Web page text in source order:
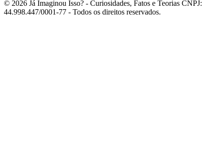
© 2026 Já Imaginou Isso? - Curiosidades, Fatos e Teorias CNPJ:
44.998.447/0001-77 - Todos os direitos reservados.